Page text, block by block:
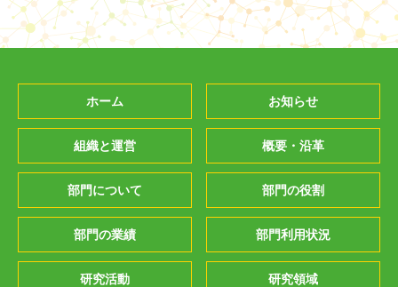
ホーム お知らせ
組織と運営 概要・沿革
部門について 部門の役割
部門の業績 部門利用状況
研究活動 研究領域